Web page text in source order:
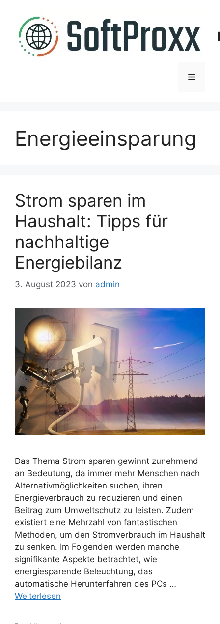
springen
Menü
Energieeinsparung
Strom sparen im
Haushalt: Tipps für
nachhaltige
Energiebilanz
3. August 2023 von admin
Das Thema Strom sparen gewinnt zunehmend
an Bedeutung, da immer mehr Menschen nach
Alternativmöglichkeiten suchen, ihren
Energieverbrauch zu reduzieren und einen
Beitrag zum Umweltschutz zu leisten. Zudem
existiert eine Mehrzahl von fantastischen
Methoden, um den Stromverbrauch im Haushalt
zu senken. Im Folgenden werden manche
signifikante Aspekte betrachtet, wie
energiesparende Beleuchtung, das
automatische Herunterfahren des PCs …
Weiterlesen